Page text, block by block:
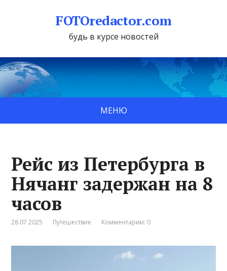
FOTOredactor.com
будь в курсе новостей
МЕНЮ
Рейс из Петербурга в
Нячанг задержан на 8
часов
28.07.2025 Путешествие Комментарии: 0